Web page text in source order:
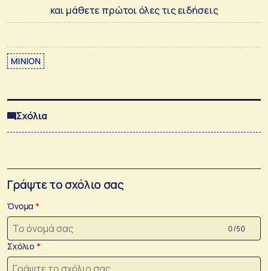
και μάθετε πρώτοι όλες τις ειδήσεις
ΜΙΝΙΟΝ
Σχόλια
Γράψτε το σχόλιο σας
Όνομα
0 /50
Σχόλιο